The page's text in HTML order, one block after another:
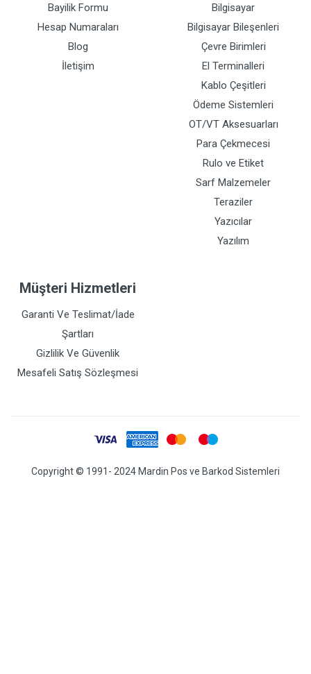
Bayilik Formu
Hesap Numaraları
Blog
İletişim
Bilgisayar
Bilgisayar Bileşenleri
Çevre Birimleri
El Terminalleri
Kablo Çeşitleri
Ödeme Sistemleri
OT/VT Aksesuarları
Para Çekmecesi
Rulo ve Etiket
Sarf Malzemeler
Teraziler
Yazıcılar
Yazılım
Müşteri Hizmetleri
Garanti Ve Teslimat/İade
Şartları
Gizlilik Ve Güvenlik
Mesafeli Satış Sözleşmesi
Copyright © 1991- 2024 Mardin Pos ve Barkod Sistemleri